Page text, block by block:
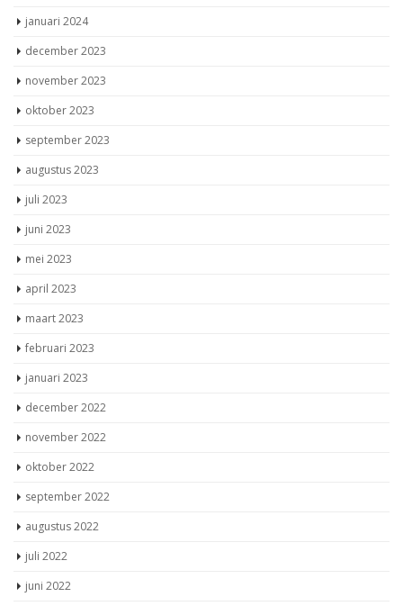
januari 2024
december 2023
november 2023
oktober 2023
september 2023
augustus 2023
juli 2023
juni 2023
mei 2023
april 2023
maart 2023
februari 2023
januari 2023
december 2022
november 2022
oktober 2022
september 2022
augustus 2022
juli 2022
juni 2022